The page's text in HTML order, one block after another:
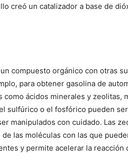
creó un catalizador a base de
compuesto orgánico con otras
para obtener gasolina de
ácidos minerales y zeolitas,
sulfúrico o el fosfórico pueden
manipulados con cuidado. Las
las moléculas con las que
y permite acelerar la reacción